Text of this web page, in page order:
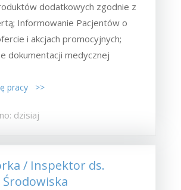
dodatkowych zgodnie z
Informowanie Pacjentów o
i akcjach promocyjnych;
dokumentacji medycznej
pracy >>
dzisiaj
/ Inspektor ds.